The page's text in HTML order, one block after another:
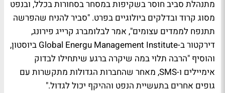
מתנהלת סביב חוסר בשקיפות במסחר בסחורות בכלל, ובנפט
מסוג קרוד ובדלקים ביולוגיים בפרט. "סביר להניח שהפרשה
תתנפח לממדים עצומים", אמר לבלומברג קרייג פירונג,
דירקטור ב-Global Energu Management Institute ביוסטון,
והוסיף "הרבה תלוי במה שיקרה ברגע שיתחילו לבדוק
אימיילים ו-SMS, מאחר שהחברות הגדולות מתקשרות עם
גופים אחרים בתעשיית הנפט וההיקף יכול לגדול."